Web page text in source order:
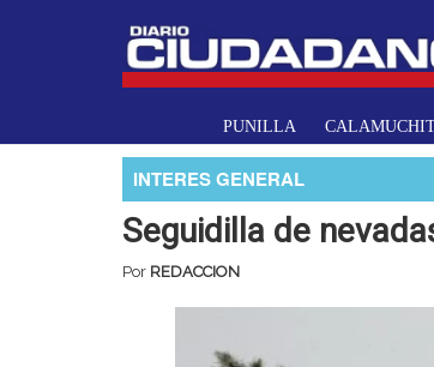
PUNILLA
INTERES GENERAL
Seguidilla de
Por REDACCION